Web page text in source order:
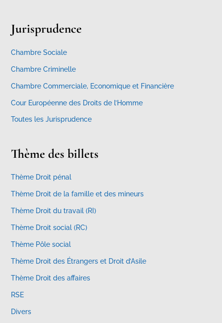
Jurisprudence
Chambre Sociale
Chambre Criminelle
Chambre Commerciale, Economique et Financière
Cour Européenne des Droits de l’Homme
Toutes les Jurisprudence
Thème des billets
Thème Droit pénal
Thème Droit de la famille et des mineurs
Thème Droit du travail (RI)
Thème Droit social (RC)
Thème Pôle social
Thème Droit des Étrangers et Droit d’Asile
Thème Droit des affaires
RSE
Divers